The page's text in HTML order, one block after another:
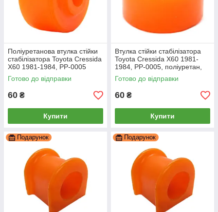
Поліуретанова втулка стійки
стабілізатора Toyota Cressida
X60 1981-1984, PP-0005
Готово до відправки
60 ₴
Купити
Втулка стійки стабілізатора
Toyota Cressida X60 1981-
1984, PP-0005, поліуретан,
PolyPro
Готово до відправки
60 ₴
Купити
Подарунок Подарунок